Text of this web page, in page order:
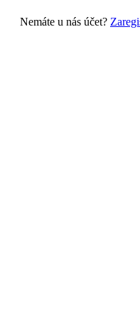
Nemáte u nás účet?